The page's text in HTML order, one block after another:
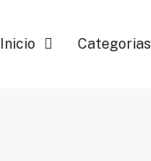
Inicio Categorias